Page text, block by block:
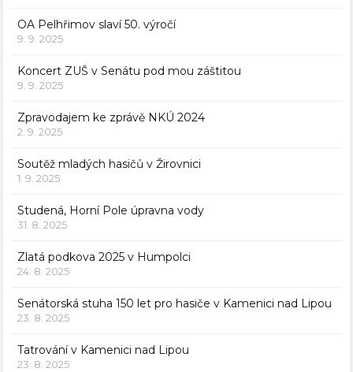
OA Pelhřimov slaví 50. výročí
9. 9. 2025
Koncert ZUŠ v Senátu pod mou záštitou
9. 9. 2025
Zpravodajem ke zprávě NKÚ 2024
2. 9. 2025
Soutěž mladých hasičů v Žirovnici
1. 9. 2025
Studená, Horní Pole úpravna vody
31. 8. 2025
Zlatá podkova 2025 v Humpolci
24. 8. 2025
Senátorská stuha 150 let pro hasiče v Kamenici nad Lipou
23. 8. 2025
Tatrování v Kamenici nad Lipou
23. 8. 2025